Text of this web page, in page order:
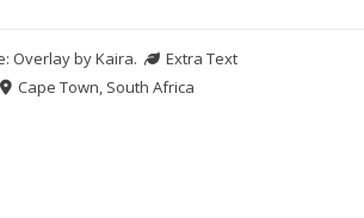
Overlay byKaira.
Extra Text
Cape Town, South Africa